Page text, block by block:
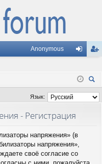
Anonymous
д ис
тр
ск
Язык:
- Регистрация
напряжения» (в
напряжения»,
своё согласие со
с ними, пожалуйста,